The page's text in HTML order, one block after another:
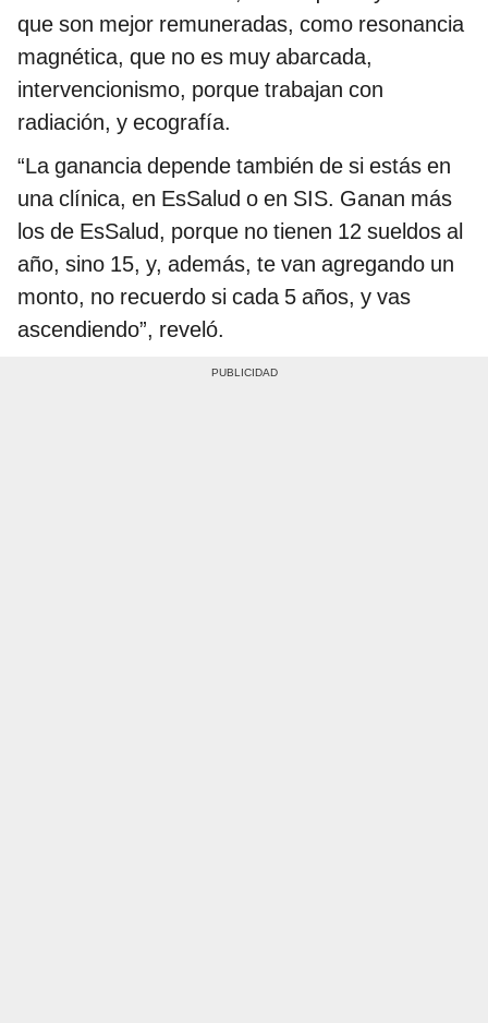
que son mejor remuneradas, como resonancia
magnética, que no es muy abarcada,
intervencionismo, porque trabajan con
radiación, y ecografía.
“La ganancia depende también de si estás en
una clínica, en EsSalud o en SIS. Ganan más
los de EsSalud, porque no tienen 12 sueldos al
año, sino 15, y, además, te van agregando un
monto, no recuerdo si cada 5 años, y vas
ascendiendo”, reveló.